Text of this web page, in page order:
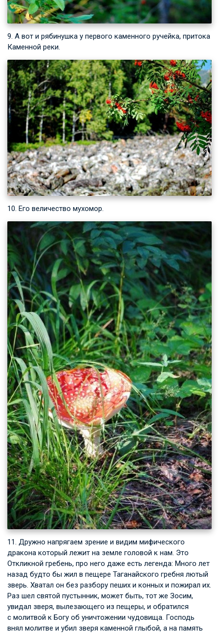
9. А вот и рябинушка у первого каменного ручейка, притока
Каменной реки.
10. Его величество мухомор.
11. Дружно напрягаем зрение и видим мифического
дракона который лежит на земле головой к нам. Это
Откликной гребень, про него даже есть легенда: Много лет
назад будто бы жил в пещере Таганайского гребня лютый
зверь. Хватал он без разбору пеших и конных и пожирал их.
Раз шел святой пустынник, может быть, тот же Зосим,
увидал зверя, вылезающего из пещеры, и обратился
с молитвой к Богу об уничтожении чудовища. Господь
внял молитве и убил зверя каменной глыбой, а на память